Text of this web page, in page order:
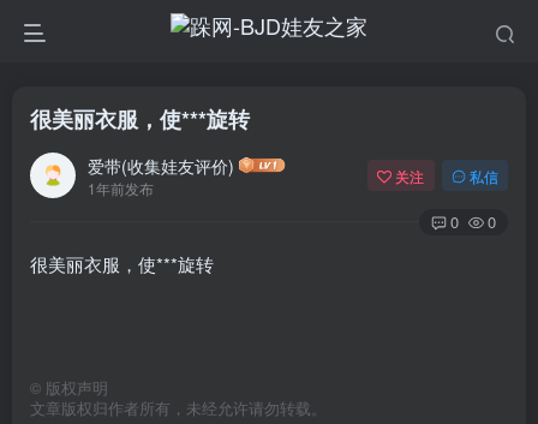
很美丽衣服，使***旋转
爱带(收集娃友评价)
1年前发布
关注 私信
0 0
很美丽衣服，使***旋转
© 版权声明
文章版权归作者所有，未经允许请勿转载。